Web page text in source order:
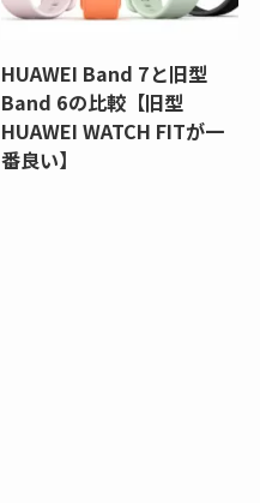
HUAWEI Band 7と旧型
Band 6の比較【旧型
HUAWEI WATCH FITが一
番良い】